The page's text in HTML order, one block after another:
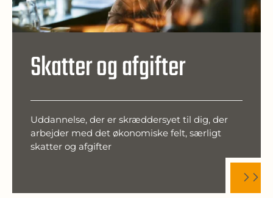
Skatter og afgifter
Uddannelse, der er skræddersyet til dig, der
arbejder med det økonomiske felt, særligt
skatter og afgifter